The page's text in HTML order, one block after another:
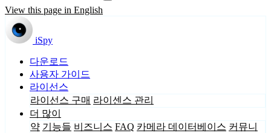
View this page in English
iSpy
다운로드
사용자 가이드
라이선스
라이선스 구매 라이센스 관리
더 많이
약 기능들 비즈니스 FAQ 카메라 데이터베이스 커뮤니